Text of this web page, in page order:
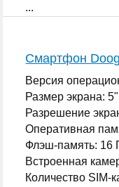
...
Смартфон
Версия
Размер экрана:
Разрешение
Оперативная
Флэш-память: 16
Встроенная
Количество SIM-